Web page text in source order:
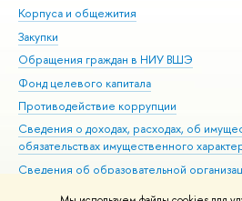
Корпуса и общежития
Закупки
Обращения граждан в НИУ ВШЭ
Фонд целевого капитала
Противодействие коррупции
Сведения о доходах, расходах, об
обязательствах имущественного
Сведения об образовательной
Людям с ограниченными возможностями